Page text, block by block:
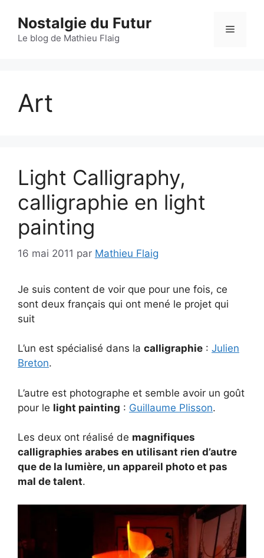
contenu
Nostalgie du Futur
Le blog de Mathieu Flaig
Menu
Art
Light Calligraphy,
calligraphie en light
painting
16 mai 2011 par Mathieu Flaig
Je suis content de voir que pour une fois, ce
sont deux français qui ont mené le projet qui
suit
L’un est spécialisé dans la calligraphie : Julien
Breton.
L’autre est photographe et semble avoir un goût
pour le light painting : Guillaume Plisson.
Les deux ont réalisé de magnifiques
calligraphies arabes en utilisant rien d’autre
que de la lumière, un appareil photo et pas
mal de talent.